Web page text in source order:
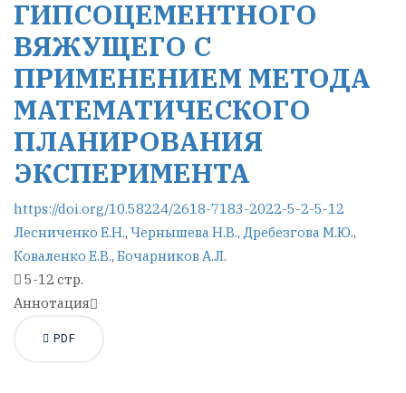
ГИПСОЦЕМЕНТНОГО
ВЯЖУЩЕГО С
ПРИМЕНЕНИЕМ МЕТОДА
МАТЕМАТИЧЕСКОГО
ПЛАНИРОВАНИЯ
ЭКСПЕРИМЕНТА
https://doi.org/10.58224/2618-7183-2022-5-2-5-12
Лесниченко Е.Н., Чернышева Н.В., Дребезгова М.Ю.,
Коваленко Е.В., Бочарников А.Л.
5-12 стр.
Аннотация
PDF